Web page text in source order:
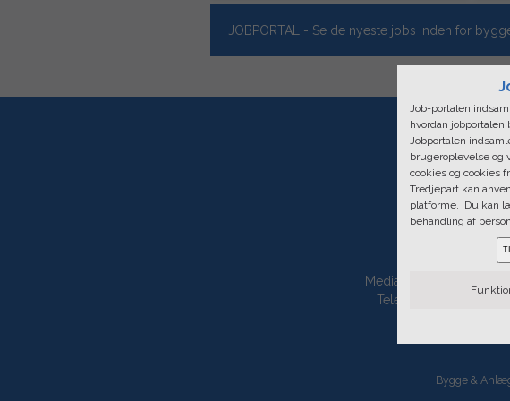
JOBPORTAL - Se de nyeste jobs inden for
Mediaxpress, Bredgade
Telefontider: Mandag -
Bygge &
Job-portalen
hvordan
Jobportalen
brugeroplevelse og
cookies og cookies
Tredjepart kan
platforme. Du kan
behandling af